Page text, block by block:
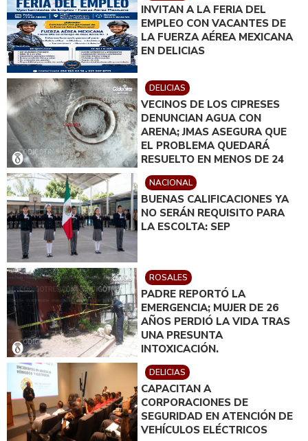
INVITAN A LA FERIA DEL
EMPLEO CON VACANTES DE
LA FUERZA AÉREA MEXICANA
EN DELICIAS
DELICIAS
VECINOS DE LOS CIPRESES
DENUNCIAN AGUA CON
ARENA; JMAS ASEGURA QUE
EL PROBLEMA QUEDARÁ
RESUELTO EN MENOS DE 24
HORAS
NACIONAL
BUENAS CALIFICACIONES YA
NO SERÁN REQUISITO PARA
LA ESCOLTA: SEP
ROSALES
PADRE REPORTÓ LA
EMERGENCIA; MUJER DE 26
AÑOS PERDIÓ LA VIDA TRAS
UNA PRESUNTA
INTOXICACIÓN.
DELICIAS
CAPACITAN A
CORPORACIONES DE
SEGURIDAD EN ATENCIÓN DE
VEHÍCULOS ELÉCTRICOS